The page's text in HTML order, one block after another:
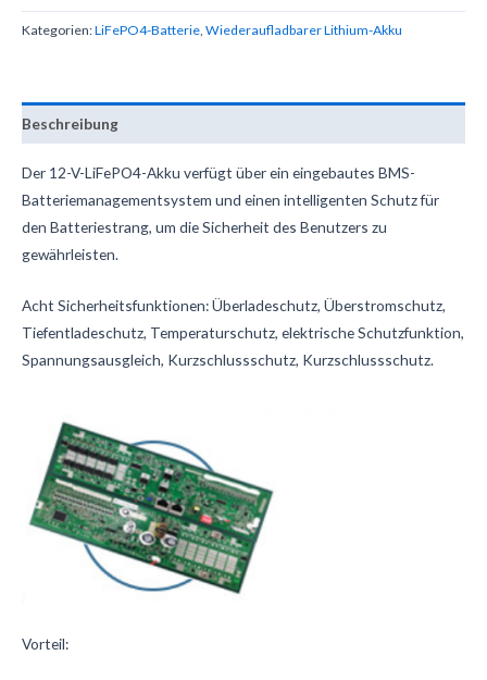
Kategorien:LiFePO4-Batterie Wiederaufladbarer Lithium-Akku
Beschreibung
Der 12-V-LiFePO4-Akku verfügt über ein eingebautes BMS-
Batteriemanagementsystem und einen intelligenten Schutz für
den Batteriestrang, um die Sicherheit des Benutzers zu
gewährleisten.
Acht Sicherheitsfunktionen: Überladeschutz, Überstromschutz,
Tiefentladeschutz, Temperaturschutz, elektrische Schutzfunktion,
Spannungsausgleich, Kurzschlussschutz, Kurzschlussschutz.
Vorteil: